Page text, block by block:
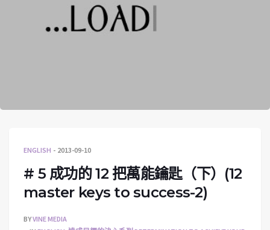
ENGLISH 2013-09-10
# 5 成功的 12 把萬能鑰匙（下）(12
master keys to success-2)
BYVINE MEDIA